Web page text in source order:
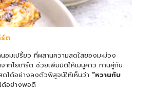
ร์ต
อมเปรี้ยว ที่ผสานความสดใสของมะม่วง
ากโยเกิร์ต ช่วยเพิ่มมิติให้เมนูคาว ทานคู่กับ
ดได้อย่างลงตัวพิสูจน์ให้เห็นว่า “หวานกับ
อย่างพอดี